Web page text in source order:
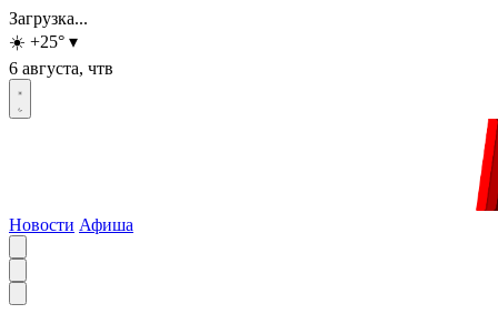
Загрузка...
☀️ +25° ▾
6 августа, чтв
Новости Афиша